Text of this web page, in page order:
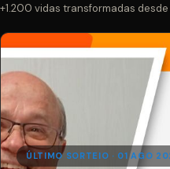
+1.200 vidas transformadas desde
ÚLTIMO SORTEIO · 01 AGO